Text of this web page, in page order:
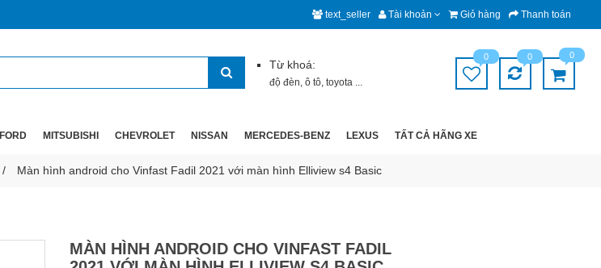
text_seller Tài khoản Giỏ hàng Thanh toán
Từ khoá:
độ đèn,ô tô,toyota ...
0 0 0
FORD MITSUBISHI CHEVROLET NISSAN MERCEDES-BENZ LEXUS TẤT CẢ HÃNG XE
Màn hình android cho Vinfast Fadil 2021 với màn hình Elliview s4 Basic
MÀN HÌNH ANDROID CHO VINFAST FADIL